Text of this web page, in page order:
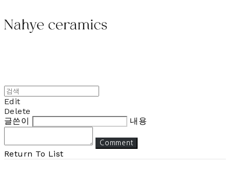
Edit
Delete
글쓴이
내용
Comment
Return To List